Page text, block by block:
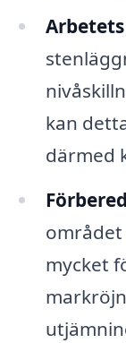
kan
därmed
området
mycket